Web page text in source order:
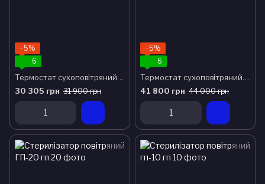
−5%
6
Термостат сухоповітряний ТС-20
30 305 грн 31 900 грн
−5%
6
Термостат сухоповітряний ТС-80
41 800 грн 44 000 грн